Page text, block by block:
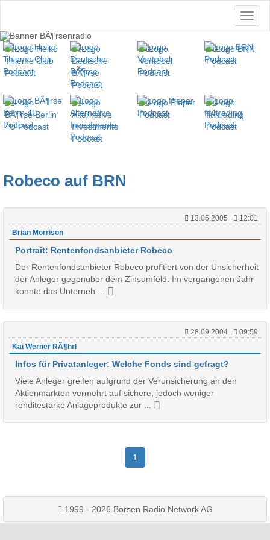
Robeco auf BRN
13.05.2005
12:01
Brian Morrison
Portrait: Rentenfondsanbieter Robeco
Der Rentenfondsanbieter Robeco profitiert von der Unsicherheit
der Anleger gegenüber dem Zinsumfeld. Im vergangenen Jahr
konnte das Unterneh ...
28.09.2004
09:59
Kai Werner RÃ¶hrl
Infos für Privatanleger: Welche Fonds sind gefragt?
Viele Anleger greifen aufgrund der Verunsicherung an den
Aktienmärkten vermehrt auf sichere, jedoch weniger
renditestarke Anlageprodukte zur ...
1
1999 - 2026 Börsen Radio Network AG